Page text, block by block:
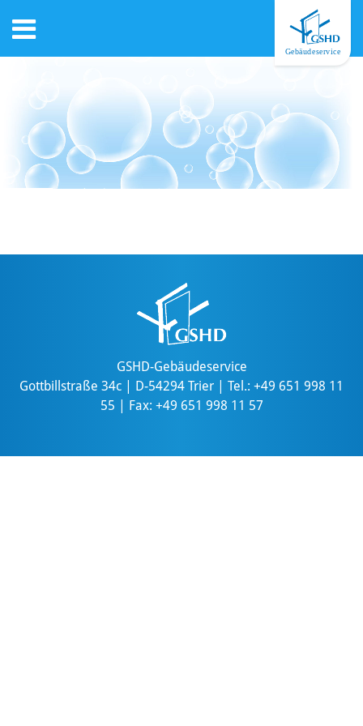
Gebäudeservice
GSHD-Gebäudeservice
Gottbillstraße 34c | D-54294 Trier | Tel.: +49 651 998 11
55 | Fax: +49 651 998 11 57